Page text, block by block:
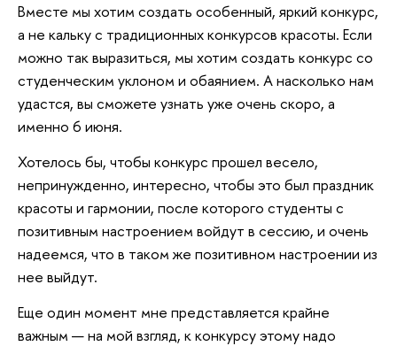
Вместе мы хотим создать особенный, яркий конкурс,
а не кальку с традиционных конкурсов красоты. Если
можно так выразиться, мы хотим создать конкурс со
студенческим уклоном и обаянием. А насколько нам
удастся, вы сможете узнать уже очень скоро, а
именно 6 июня.
Хотелось бы, чтобы конкурс прошел весело,
непринужденно, интересно, чтобы это был праздник
красоты и гармонии, после которого студенты с
позитивным настроением войдут в сессию, и очень
надеемся, что в таком же позитивном настроении из
нее выйдут.
Еще один момент мне представляется крайне
важным — на мой взгляд, к конкурсу этому надо